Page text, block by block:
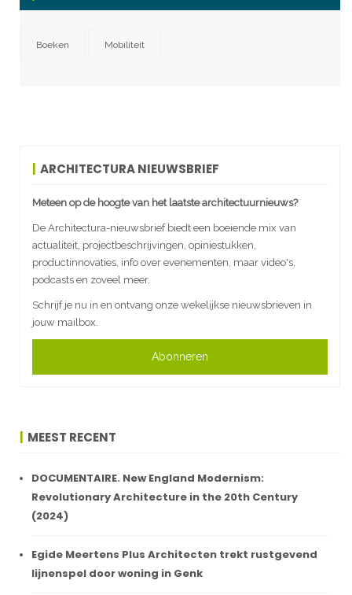
Boeken Mobiliteit
ARCHITECTURA NIEUWSBRIEF
Meteen op de hoogte van het laatste architectuurnieuws?
De Architectura-nieuwsbrief biedt een boeiende mix van
actualiteit, projectbeschrijvingen, opiniestukken,
productinnovaties, info over evenementen, maar video's,
podcasts en zoveel meer.
Schrijf je nu in en ontvang onze wekelijkse nieuwsbrieven in
jouw mailbox.
Abonneren
MEEST RECENT
DOCUMENTAIRE. New England Modernism:
Revolutionary Architecture in the 20th Century
(2024)
Egide Meertens Plus Architecten trekt rustgevend
lijnenspel door woning in Genk